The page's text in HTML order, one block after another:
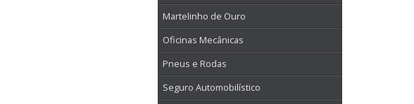
Martelinho de Ouro
Oficinas Mecânicas
Pneus e Rodas
Seguro Automobilístico